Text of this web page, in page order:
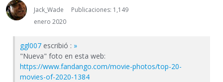
Jack_Wade
Publicaciones: 1,149
enero 2020
ggl007 escribió : »
"Nueva" foto en esta web:
https://www.fandango.com/movie-photos/top-20-
movies-of-2020-1384